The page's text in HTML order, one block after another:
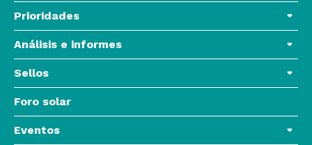
Prioridades
Análisis e informes
Sellos
Foro solar
Eventos